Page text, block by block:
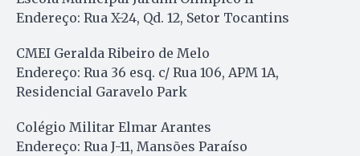
Endereço: Rua X-24, Qd. 12, Setor Tocantins
CMEI Geralda Ribeiro de Melo
Endereço: Rua 36 esq. c/ Rua 106, APM 1A,
Residencial Garavelo Park
Colégio Militar Elmar Arantes
Endereço: Rua J-11, Mansões Paraíso